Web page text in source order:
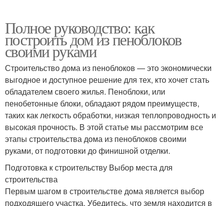
Полное руководство: как
построить дом из пеноблоков
своими руками
Строительство дома из пеноблоков — это экономически
выгодное и доступное решение для тех, кто хочет стать
обладателем своего жилья. Пеноблоки, или
пенобетонные блоки, обладают рядом преимуществ,
таких как легкость обработки, низкая теплопроводность и
высокая прочность. В этой статье мы рассмотрим все
этапы строительства дома из пеноблоков своими
руками, от подготовки до финишной отделки.
Подготовка к строительству Выбор места для
строительства
Первым шагом в строительстве дома является выбор
подходящего участка. Убедитесь, что земля находится в